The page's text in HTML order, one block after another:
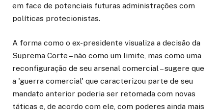
em face de potenciais futuras administrações com
políticas protecionistas.
A forma como o ex-presidente visualiza a decisão da
Suprema Corte – não como um limite, mas como uma
reconfiguração de seu arsenal comercial – sugere que
a 'guerra comercial' que caracterizou parte de seu
mandato anterior poderia ser retomada com novas
táticas e, de acordo com ele, com poderes ainda mais